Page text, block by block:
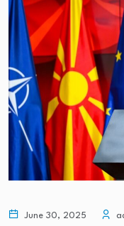
June 30, 2025